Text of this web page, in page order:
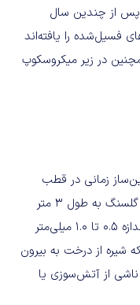
محققان پس از چندین سال
فسیل‌شده را یافته‌اند
در زیر میکروسکوپ
زمانی در قطب
جنوب وجود داشته‌اند. محققان در لایه‌ای از گلسنگ به طول 3 متر
چندین برش کوچک از کهربای شفاف را به اندازه 0.5 تا 1.0 میلی‌متر
شیره از درخت به بیرون
از آتش‌سوزی یا